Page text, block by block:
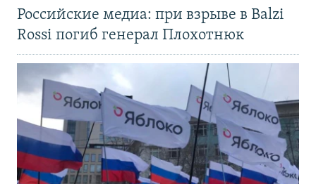
Российские медиа: при взрыве в Balzi
Rossi погиб генерал Плохотнюк